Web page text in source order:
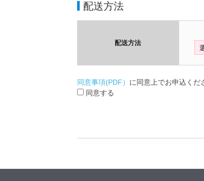
配送方法
配送方法
同意事項(PDF） に同意上でお申込くだ
同意する